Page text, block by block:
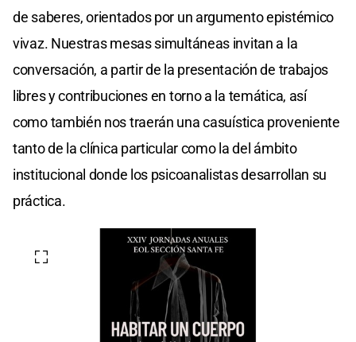
de saberes, orientados por un argumento epistémico
vivaz. Nuestras mesas simultáneas invitan a la
conversación, a partir de la presentación de trabajos
libres y contribuciones en torno a la temática, así
como también nos traerán una casuística proveniente
tanto de la clínica particular como la del ámbito
institucional donde los psicoanalistas desarrollan su
práctica.